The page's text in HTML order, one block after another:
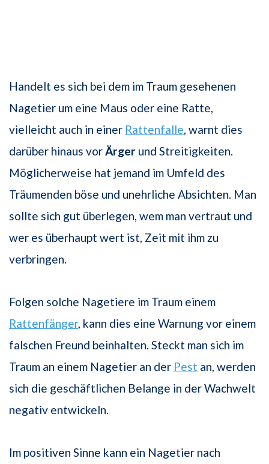
Handelt es sich bei dem im Traum gesehenen
Nagetier um eine Maus oder eine Ratte,
vielleicht auch in einer Rattenfalle, warnt dies
darüber hinaus vorÄrger und Streitigkeiten.
Möglicherweise hat jemand im Umfeld des
Träumenden böse und unehrliche Absichten. Man
sollte sich gut überlegen, wem man vertraut und
wer es überhaupt wert ist, Zeit mit ihm zu
verbringen.
Folgen solche Nagetiere im Traum einem
Rattenfänger, kann dies eine Warnung vor einem
falschen Freund beinhalten. Steckt man sich im
Traum an einem Nagetier an der Pest an, werden
sich die geschäftlichen Belange in der Wachwelt
negativ entwickeln.
Im positiven Sinne kann ein Nagetier nach